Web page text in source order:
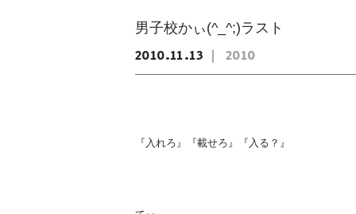
男子校かぃ(^_^;)ラスト
2010 11 13 2010
『入れろ』『載せろ』『入る？』